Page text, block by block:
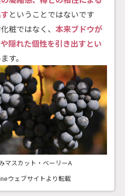
ということではないです
粧ではなく、本来ブドウが
隠れた個性を引き出すとい
す。
マスカット・ベーリーA
ウェブサイトより転載